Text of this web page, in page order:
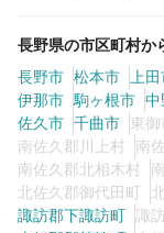
長野県の市区町村か
長野市 松本市 上
伊那市 駒ヶ根市 中
佐久市 千曲市 東御
南佐久郡川上村
南
南佐久郡北相木村
北佐久郡御代田町
諏訪郡下諏訪町 諏